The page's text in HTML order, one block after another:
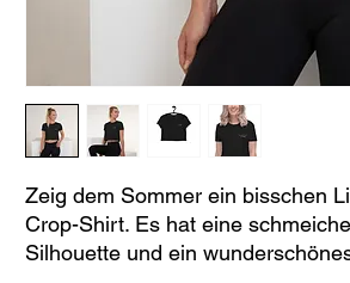
Zeig dem Sommer ein bisschen
Crop-Shirt. Es hat eine
Silhouette und ein